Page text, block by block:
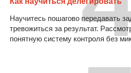
Научитесь пошагово передавать
тревожиться за результат.
понятную систему контроля без